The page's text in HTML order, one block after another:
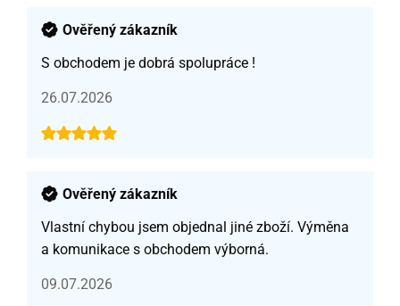
Ověřený zákazník
S obchodem je dobrá spolupráce !
26.07.2026
Ověřený zákazník
Vlastní chybou jsem objednal jiné zboží. Výměna
a komunikace s obchodem výborná.
09.07.2026